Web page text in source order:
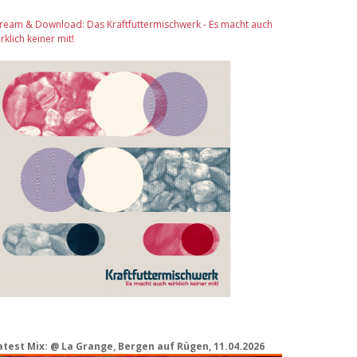
& Download: Das Kraftfuttermischwerk - Es macht auch
keiner mit!
Mix: @ La Grange, Bergen auf Rügen, 11.04.2026